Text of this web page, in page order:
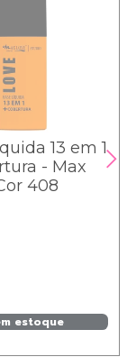
13 em 1
- Max
408
estoque